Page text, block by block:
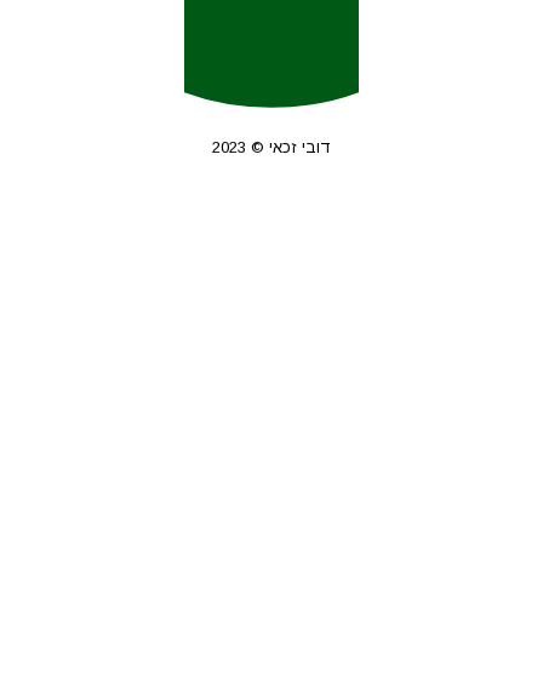
דובי זכאי © 2023